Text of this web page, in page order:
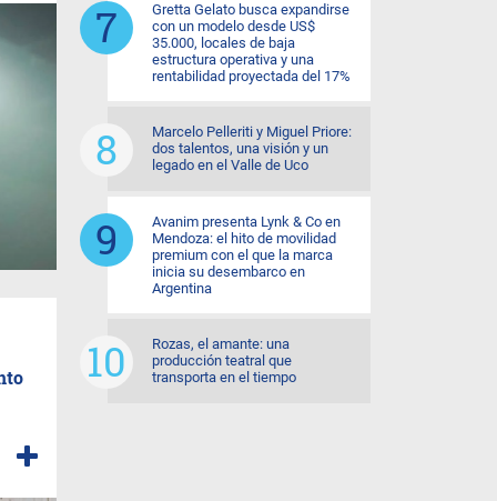
Gretta Gelato busca expandirse
con un modelo desde US$
35.000, locales de baja
estructura operativa y una
rentabilidad proyectada del 17%
Marcelo Pelleriti y Miguel Priore:
dos talentos, una visión y un
legado en el Valle de Uco
Avanim presenta Lynk & Co en
Mendoza: el hito de movilidad
premium con el que la marca
inicia su desembarco en
Argentina
Rozas, el amante: una
producción teatral que
transporta en el tiempo